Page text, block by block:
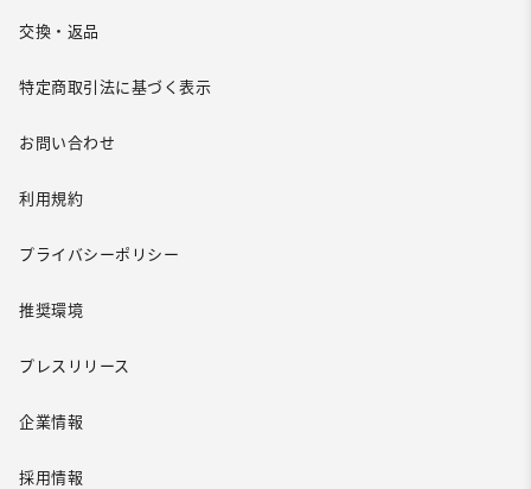
交換・返品
特定商取引法に基づく表示
お問い合わせ
利用規約
プライバシーポリシー
推奨環境
プレスリリース
企業情報
採用情報